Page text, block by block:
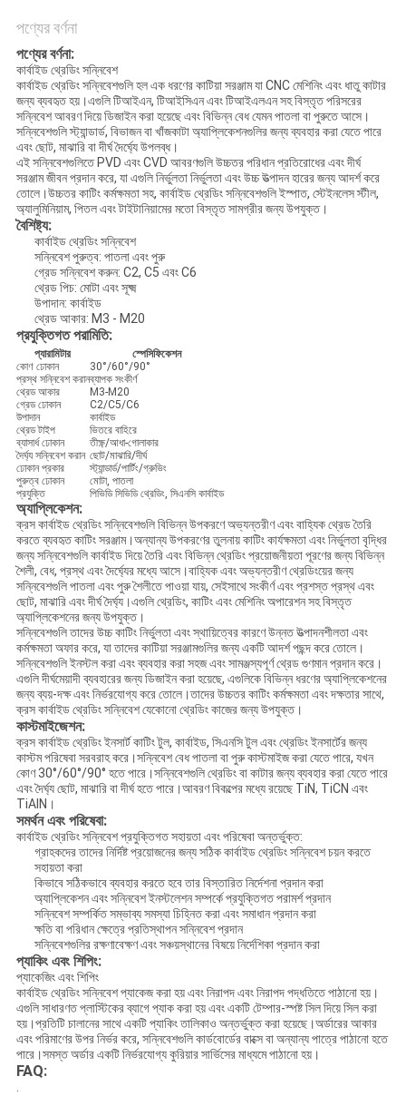
ম্যাপ
PRIVACY
POLICY
পণ্যের বর্ণনা
পণ্যের বর্ণনা:
কার্বাইড থ্রেডিং সন্নিবেশ
কার্বাইড থ্রেডিং সন্নিবেশগুলি হল এক ধরণের কাটিয়া সরঞ্জাম যা CNC মেশিনিং এবং ধাতু কাটার
জন্য ব্যবহৃত হয়।এগুলি টিআইএন, টিআইসিএন এবং টিআইএলএন সহ বিস্তৃত পরিসরের
সন্নিবেশ আবরণ দিয়ে ডিজাইন করা হয়েছে এবং বিভিন্ন বেধ যেমন পাতলা বা পুরুতে আসে।
সন্নিবেশগুলি স্ট্যান্ডার্ড, বিভাজন বা খাঁজকাটা অ্যাপ্লিকেশনগুলির জন্য ব্যবহার করা যেতে পারে
এবং ছোট, মাঝারি বা দীর্ঘ দৈর্ঘ্যে উপলব্ধ।
এই সন্নিবেশগুলিতে PVD এবং CVD আবরণগুলি উচ্চতর পরিধান প্রতিরোধের এবং দীর্ঘ
সরঞ্জাম জীবন প্রদান করে, যা এগুলি নির্ভুলতা নির্ভুলতা এবং উচ্চ উত্পাদন হারের জন্য আদর্শ করে
তোলে।উচ্চতর কাটিং কর্মক্ষমতা সহ, কার্বাইড থ্রেডিং সন্নিবেশগুলি ইস্পাত, স্টেইনলেস স্টীল,
অ্যালুমিনিয়াম, পিতল এবং টাইটানিয়ামের মতো বিস্তৃত সামগ্রীর জন্য উপযুক্ত।
বৈশিষ্ট্য:
কার্বাইড থ্রেডিং সন্নিবেশ
সন্নিবেশ পুরুত্ব: পাতলা এবং পুরু
গ্রেড সন্নিবেশ করুন: C2, C5 এবং C6
থ্রেড পিচ: মোটা এবং সূক্ষ্ম
উপাদান: কার্বাইড
থ্রেড আকার: M3 - M20
প্রযুক্তিগত পরামিতি:
প্যারামিটার
স্পেসিফিকেশন
কোণ ঢোকান
30°/60°/90°
প্রস্থ সন্নিবেশ করানব্যাপক সংকীর্ণ
থ্রেড আকার
M3-M20
গ্রেড ঢোকান
C2/C5/C6
উপাদান
কার্বাইড
থ্রেড টাইপ
ভিতরে বাহিরে
ব্যাসার্ধ ঢোকান
তীক্ষ্ণ/আধা-গোলাকার
দৈর্ঘ্য সন্নিবেশ করান ছোট/মাঝারি/দীর্ঘ
ঢোকান প্রকার
স্ট্যান্ডার্ড/পার্টিং/গ্রুভিং
পুরুত্ব ঢোকান
মোটা, পাতলা
প্রযুক্তি
পিভিডি সিভিডি থ্রেডিং, সিএনসি কার্বাইড
অ্যাপ্লিকেশন:
ক্রস কার্বাইড থ্রেডিং সন্নিবেশগুলি বিভিন্ন উপকরণে অভ্যন্তরীণ এবং বাহ্যিক থ্রেড তৈরি
করতে ব্যবহৃত কাটিং সরঞ্জাম।অন্যান্য উপকরণের তুলনায় কাটিং কার্যক্ষমতা এবং নির্ভুলতা বৃদ্ধির
জন্য সন্নিবেশগুলি কার্বাইড দিয়ে তৈরি এবং বিভিন্ন থ্রেডিং প্রয়োজনীয়তা পূরণের জন্য বিভিন্ন
শৈলী, বেধ, প্রস্থ এবং দৈর্ঘ্যের মধ্যে আসে।বাহ্যিক এবং অভ্যন্তরীণ থ্রেডিংয়ের জন্য
সন্নিবেশগুলি পাতলা এবং পুরু শৈলীতে পাওয়া যায়, সেইসাথে সংকীর্ণ এবং প্রশস্ত প্রস্থ এবং
ছোট, মাঝারি এবং দীর্ঘ দৈর্ঘ্য।এগুলি থ্রেডিং, কাটিং এবং মেশিনিং অপারেশন সহ বিস্তৃত
অ্যাপ্লিকেশনের জন্য উপযুক্ত।
সন্নিবেশগুলি তাদের উচ্চ কাটিং নির্ভুলতা এবং স্থায়িত্বের কারণে উন্নত উত্পাদনশীলতা এবং
কর্মক্ষমতা অফার করে, যা তাদের কাটিয়া সরঞ্জামগুলির জন্য একটি আদর্শ পছন্দ করে তোলে।
সন্নিবেশগুলি ইনস্টল করা এবং ব্যবহার করা সহজ এবং সামঞ্জস্যপূর্ণ থ্রেড গুণমান প্রদান করে।
এগুলি দীর্ঘমেয়াদী ব্যবহারের জন্য ডিজাইন করা হয়েছে, এগুলিকে বিভিন্ন ধরণের অ্যাপ্লিকেশনের
জন্য ব্যয়-দক্ষ এবং নির্ভরযোগ্য করে তোলে।তাদের উচ্চতর কাটিং কর্মক্ষমতা এবং দক্ষতার সাথে,
ক্রস কার্বাইড থ্রেডিং সন্নিবেশ যেকোনো থ্রেডিং কাজের জন্য উপযুক্ত।
কাস্টমাইজেশন:
ক্রস কার্বাইড থ্রেডিং ইনসার্ট কাটিং টুল, কার্বাইড, সিএনসি টুল এবং থ্রেডিং ইনসার্টের জন্য
কাস্টম পরিষেবা সরবরাহ করে।সন্নিবেশ বেধ পাতলা বা পুরু কাস্টমাইজ করা যেতে পারে, যখন
কোণ 30°/60°/90° হতে পারে।সন্নিবেশগুলি থ্রেডিং বা কাটার জন্য ব্যবহার করা যেতে পারে
এবং দৈর্ঘ্য ছোট, মাঝারি বা দীর্ঘ হতে পারে।আবরণ বিকল্পের মধ্যে রয়েছে TiN, TiCN এবং
TiAlN।
সমর্থন এবং পরিষেবা:
কার্বাইড থ্রেডিং সন্নিবেশ প্রযুক্তিগত সহায়তা এবং পরিষেবা অন্তর্ভুক্ত:
গ্রাহকদের তাদের নির্দিষ্ট প্রয়োজনের জন্য সঠিক কার্বাইড থ্রেডিং সন্নিবেশ চয়ন করতে
সহায়তা করা
কিভাবে সঠিকভাবে ব্যবহার করতে হবে তার বিস্তারিত নির্দেশনা প্রদান করা
অ্যাপ্লিকেশন এবং সন্নিবেশ ইনস্টলেশন সম্পর্কে প্রযুক্তিগত পরামর্শ প্রদান
সন্নিবেশ সম্পর্কিত সম্ভাব্য সমস্যা চিহ্নিত করা এবং সমাধান প্রদান করা
ক্ষতি বা পরিধান ক্ষেত্রে প্রতিস্থাপন সন্নিবেশ প্রদান
সন্নিবেশগুলির রক্ষণাবেক্ষণ এবং সঞ্চয়স্থানের বিষয়ে নির্দেশিকা প্রদান করা
প্যাকিং এবং শিপিং:
প্যাকেজিং এবং শিপিং
কার্বাইড থ্রেডিং সন্নিবেশ প্যাকেজ করা হয় এবং নিরাপদ এবং নিরাপদ পদ্ধতিতে পাঠানো হয়।
এগুলি সাধারণত প্লাস্টিকের ব্যাগে প্যাক করা হয় এবং একটি টেম্পার-স্পষ্ট সিল দিয়ে সিল করা
হয়।প্রতিটি চালানের সাথে একটি প্যাকিং তালিকাও অন্তর্ভুক্ত করা হয়েছে।অর্ডারের আকার
এবং পরিমাণের উপর নির্ভর করে, সন্নিবেশগুলি কার্ডবোর্ডের বাক্সে বা অন্যান্য পাত্রে পাঠানো হতে
পারে।সমস্ত অর্ডার একটি নির্ভরযোগ্য কুরিয়ার সার্ভিসের মাধ্যমে পাঠানো হয়।
FAQ:
.